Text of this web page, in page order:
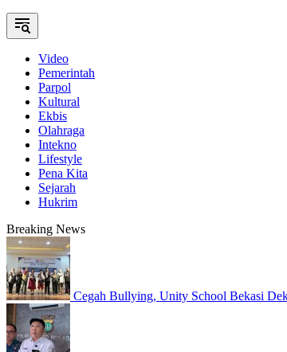
Video
Pemerintah
Parpol
Kultural
Ekbis
Olahraga
Intekno
Lifestyle
Pena Kita
Sejarah
Hukrim
Breaking News
Cegah Bullying, Unity School Bekasi